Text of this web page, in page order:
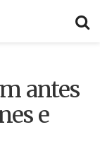
antes
e